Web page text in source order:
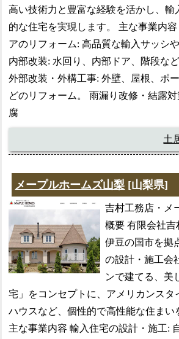
高い技術力と豊富な経験を活かし、輸
的な住宅を実現します。 主な事業内
アのリフォーム: 高品質な輸入サッシ
内部改装: 水回り、内部ドア、階段な
外部改装・外構工事: 外壁、屋根、ポ
どのリフォーム。 雨漏り改修・結露
腐
土
メープルホームズ山梨 [山梨県]
吉村工務店・メ
概要 有限会社
伊豆の国市を拠
の設計・施工会
ンで建てる、美
宅」をコンセプトに、アメリカンスタ
ハウスなど、個性的で高性能な住まい
主な事業内容 輸入住宅の設計・施工: